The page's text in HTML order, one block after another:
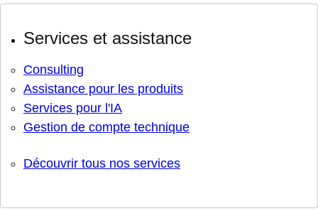
Services et assistance
Consulting
Assistance pour les produits
Services pour l'IA
Gestion de compte technique
Découvrir tous nos services